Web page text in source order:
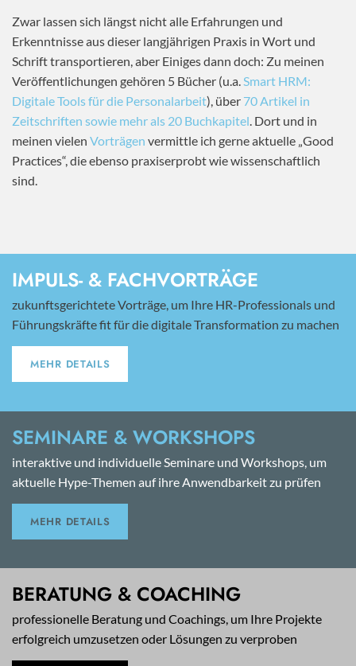
Zwar lassen sich längst nicht alle Erfahrungen und
Erkenntnisse aus dieser langjährigen Praxis in Wort und
Schrift transportieren, aber Einiges dann doch: Zu meinen
Veröffentlichungen gehören 5 Bücher (u.a.Smart HRM:
Digitale Tools für die Personalarbeit), über 70 Artikel in
Zeitschriften sowie mehr als 20 Buchkapitel. Dort und in
meinen vielen Vorträgen vermittle ich gerne aktuelle „Good
Practices“, die ebenso praxiserprobt wie wissenschaftlich
sind.
IMPULS- & FACHVORTRÄGE
zukunftsgerichtete Vorträge, um Ihre HR-Professionals und
Führungskräfte fit für die digitale Transformation zu machen
MEHR DETAILS
SEMINARE & WORKSHOPS
interaktive und individuelle Seminare und Workshops, um
aktuelle Hype-Themen auf ihre Anwendbarkeit zu prüfen
MEHR DETAILS
BERATUNG & COACHING
professionelle Beratung und Coachings, um Ihre Projekte
erfolgreich umzusetzen oder Lösungen zu verproben